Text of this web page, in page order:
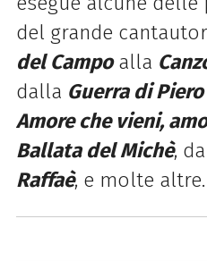
del grande
del Campoalla
dalla Guerra di Piero
Amore che vieni,
Ballata del Michè, da
Raffaè, e molte altre.